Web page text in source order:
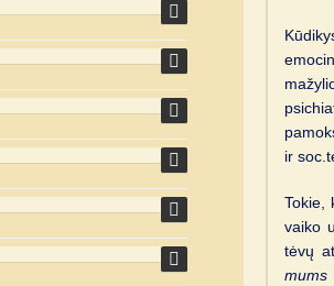
ir
Tokie,
vaiko
tėvų
mums